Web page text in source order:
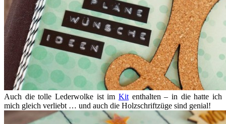
Auch die tolle Lederwolke ist im Kit enthalten – in die hatte ich
mich gleich verliebt … und auch die Holzschriftzüge sind genial!